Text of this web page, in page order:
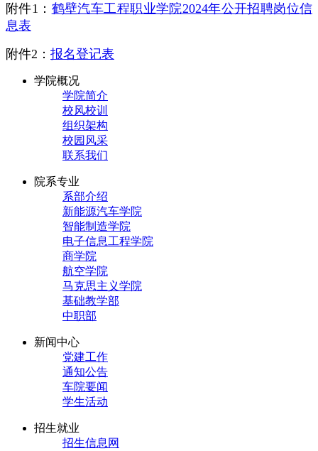
附件1： 鹤壁汽车工程职业学院2024年公开招聘岗位信
息表
附件2： 报名登记表
学院概况
学院简介
校风校训
组织架构
校园风采
联系我们
院系专业
系部介绍
新能源汽车学院
智能制造学院
电子信息工程学院
商学院
航空学院
马克思主义学院
基础教学部
中职部
新闻中心
党建工作
通知公告
车院要闻
学生活动
招生就业
招生信息网